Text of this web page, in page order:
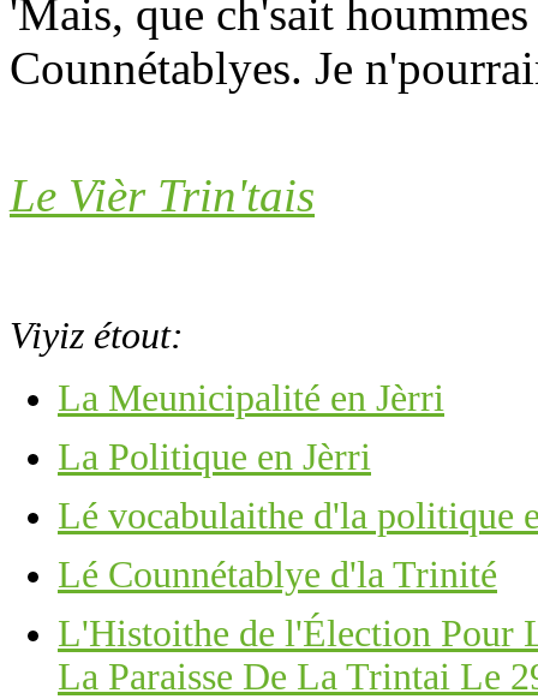
'Mais, que ch'sait
Counnétablyes. Je
Le Vièr Trin'tais
Viyiz étout:
La Meunicipalité en Jèrri
La Politique en Jèrri
Lé vocabulaithe d'la politique
Lé Counnétablye d'la Trinité
L'Histoithe de l'Élection Pour
La Paraisse De La Trintai Le